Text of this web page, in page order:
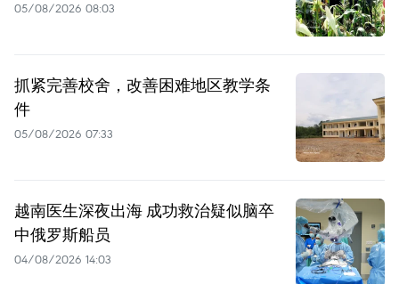
05/08/2026 08:03
抓紧完善校舍，改善困难地区教学条
件
05/08/2026 07:33
越南医生深夜出海 成功救治疑似脑卒
中俄罗斯船员
04/08/2026 14:03